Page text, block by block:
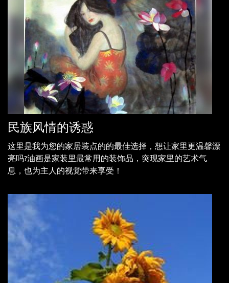
民族风情的诱惑
这里是我为您的家居装点的的最佳选择，想让家里更温馨漂
亮吗?油画是家装里最常用的装饰品，突现家里的艺术气
息，也为主人的视觉带来享受！